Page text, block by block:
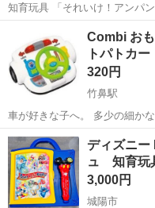
知育玩具 「それいけ！アンパ
どで遊べる「つなげてあそぼう！な
ンをまわすと前に進み、つけ
東舞鶴駅
Combi お
トパトカー
320円
竹鼻駅
車が好きな子へ。 多少の細か
と思います。 電池もそのまま
ものなので、神経質な方はご遠
問い合わせ前にプロフィール...
京都 京都市 竹鼻駅
ディズニー
ュ 知育玩
3,000円
城陽市